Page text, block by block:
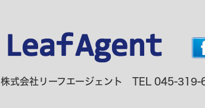
株式会社リーフエージェント TEL 045-